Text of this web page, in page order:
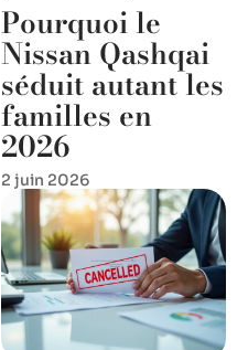
Pourquoi le
Nissan Qashqai
séduit autant les
familles en
2026
2 juin 2026